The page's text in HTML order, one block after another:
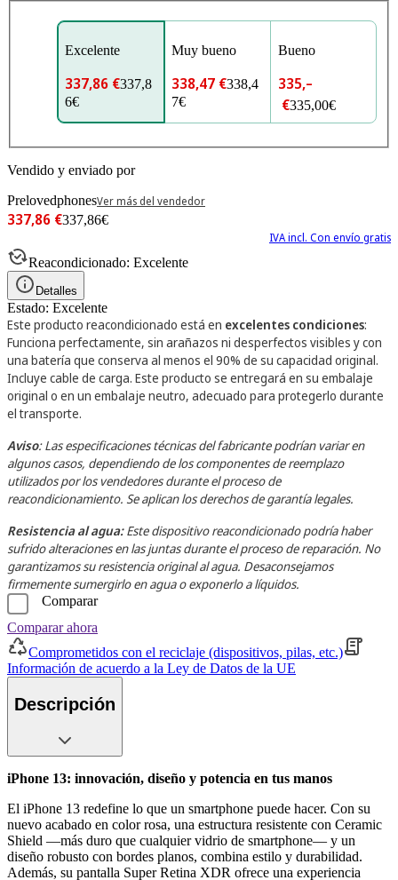
Excelente
337,86 €337,8
6€
Muy bueno
338,47 €338,4
7€
Bueno
335,–
€335,00€
Vendido y enviado por
PrelovedphonesVer más del vendedor
337,86 €337,86€
IVA incl. Con envío gratis
Reacondicionado: Excelente
Detalles
Estado: Excelente
Este producto reacondicionado está en excelentes condiciones:
Funciona perfectamente, sin arañazos ni desperfectos visibles y con
una batería que conserva al menos el 90% de su capacidad original.
Incluye cable de carga. Este producto se entregará en su embalaje
original o en un embalaje neutro, adecuado para protegerlo durante
el transporte.
Aviso: Las especificaciones técnicas del fabricante podrían variar en
algunos casos, dependiendo de los componentes de reemplazo
utilizados por los vendedores durante el proceso de
reacondicionamiento. Se aplican los derechos de garantía legales.
Resistencia al agua:Este dispositivo reacondicionado podría haber
sufrido alteraciones en las juntas durante el proceso de reparación. No
garantizamos su resistencia original al agua. Desaconsejamos
firmemente sumergirlo en agua o exponerlo a líquidos.
Comparar
Comparar ahora
Comprometidos con el reciclaje (dispositivos, pilas, etc.)
Información de acuerdo a la Ley de Datos de la UE
Descripción
iPhone 13: innovación, diseño y potencia en tus manos
El iPhone 13 redefine lo que un smartphone puede hacer. Con su
nuevo acabado en color rosa, una estructura resistente con Ceramic
Shield —más duro que cualquier vidrio de smartphone— y un
diseño robusto con bordes planos, combina estilo y durabilidad.
Además, su pantalla Super Retina XDR ofrece una experiencia